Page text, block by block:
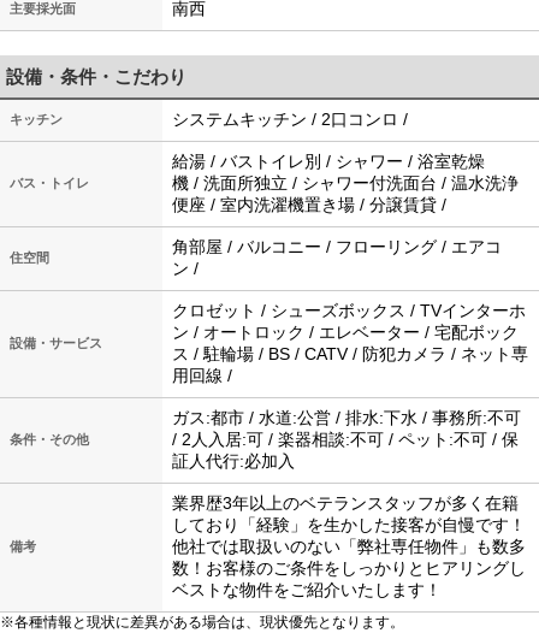
主要採光面 南西
設備・条件・こだわり
キッチン システムキッチン / 2口コンロ /
バス・トイレ
給湯 / バストイレ別 / シャワー / 浴室乾燥
機 / 洗面所独立 / シャワー付洗面台 / 温水洗浄
便座 / 室内洗濯機置き場 / 分譲賃貸 /
住空間
角部屋 / バルコニー / フローリング / エアコ
ン /
設備・サービス
クロゼット / シューズボックス / TVインターホ
ン / オートロック / エレベーター / 宅配ボック
ス / 駐輪場 / BS / CATV / 防犯カメラ / ネット専
用回線 /
条件・その他
ガス:都市 / 水道:公営 / 排水:下水 / 事務所:不可
/ 2人入居:可 / 楽器相談:不可 / ペット:不可 / 保
証人代行:必加入
備考
業界歴3年以上のベテランスタッフが多く在籍
しており「経験」を生かした接客が自慢です！
他社では取扱いのない「弊社専任物件」も数多
数！お客様のご条件をしっかりとヒアリングし
ベストな物件をご紹介いたします！
※各種情報と現状に差異がある場合は、現状優先となります。